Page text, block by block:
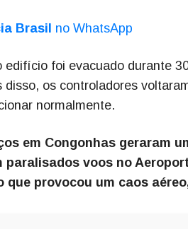
Brasil no WhatsApp
edifício foi evacuado durante
disso, os controladores
normalmente.
em Congonhas geraram
paralisados voos no
que provocou um caos